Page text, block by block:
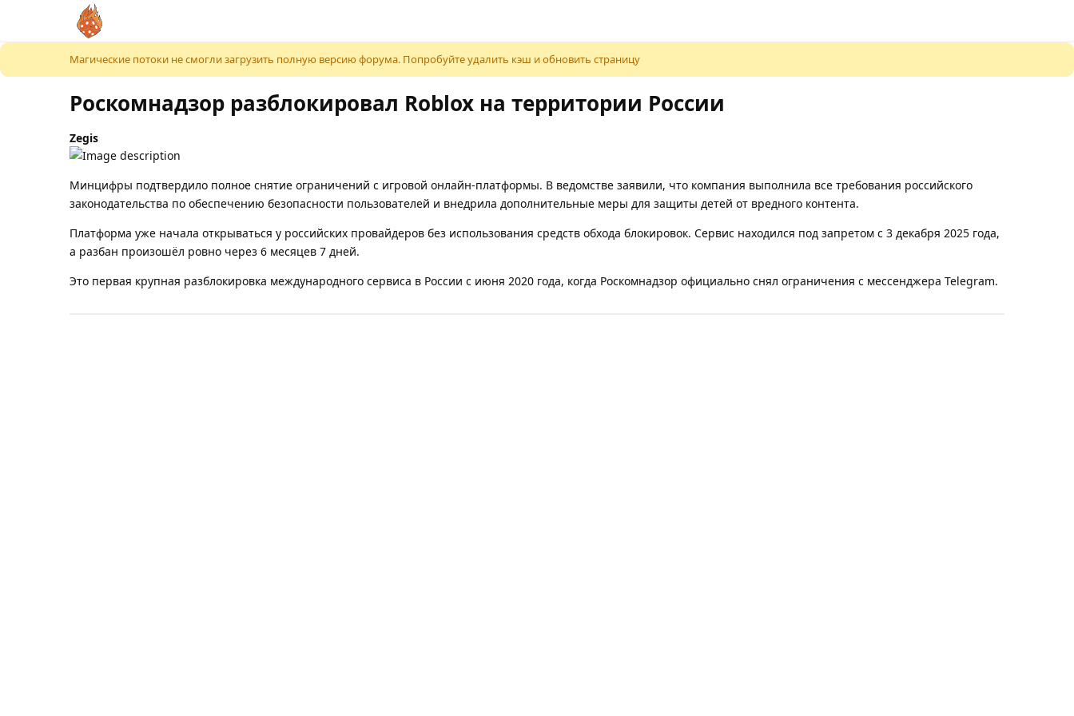
К содержимому
Магические потоки не смогли загрузить полную версию форума. Попробуйте удалить кэш и обновить страницу
Роскомнадзор разблокировал Roblox на территории России
Zegis
Минцифры подтвердило полное снятие ограничений с игровой онлайн-платформы. В ведомстве заявили, что компания выполнила все требования российского
законодательства по обеспечению безопасности пользователей и внедрила дополнительные меры для защиты детей от вредного контента.
Платформа уже начала открываться у российских провайдеров без использования средств обхода блокировок. Сервис находился под запретом с 3 декабря 2025 года,
а разбан произошёл ровно через 6 месяцев 7 дней.
Это первая крупная разблокировка международного сервиса в России с июня 2020 года, когда Роскомнадзор официально снял ограничения с мессенджера Telegram.